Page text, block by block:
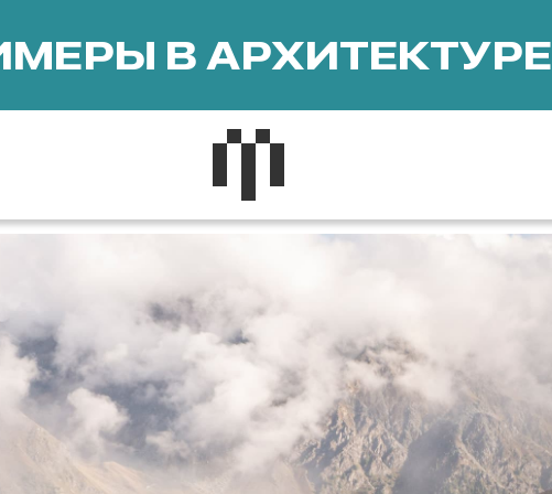
В АРХИТЕКТУРЕ